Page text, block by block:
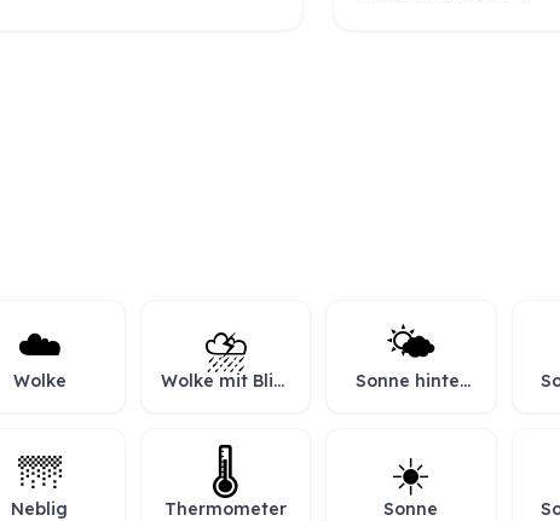
☁️
Wolke
⛈️
Wolke mit Blitz
🌤️
Sonne hinter
🌁
Neblig
🌡️
Thermometer
☀️
Sonne